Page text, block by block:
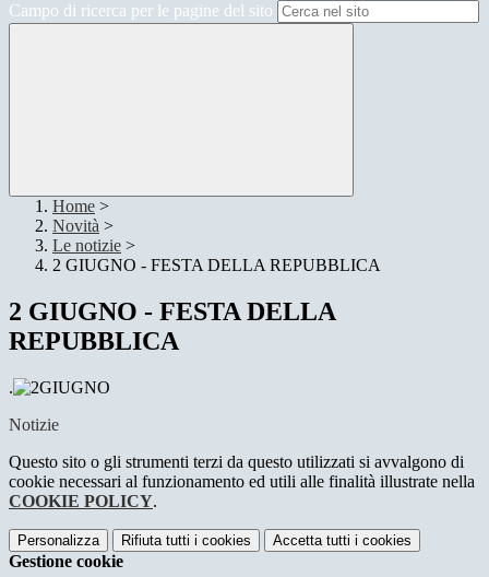
Campo di ricerca per le pagine del sito
Home >
Novità >
Le notizie >
2 GIUGNO - FESTA DELLA REPUBBLICA
2 GIUGNO - FESTA DELLA
REPUBBLICA
.
Notizie
Questo sito o gli strumenti terzi da questo utilizzati si avvalgono di
cookie necessari al funzionamento ed utili alle finalità illustrate nella
COOKIE POLICY.
Personalizza Rifiuta tutti i cookies Accetta tutti i cookies
Gestione cookie